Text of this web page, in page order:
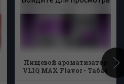
Пищевой ароматизатор
VLIQ MAX Flavor - Табак